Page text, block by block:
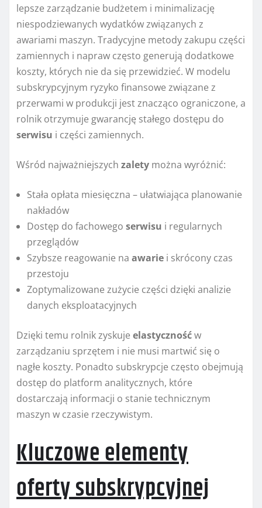
lepsze zarządzanie budżetem i minimalizację
niespodziewanych wydatków związanych z
awariami maszyn. Tradycyjne metody zakupu części
zamiennych i napraw często generują dodatkowe
koszty, których nie da się przewidzieć. W modelu
subskrypcyjnym ryzyko finansowe związane z
przerwami w produkcji jest znacząco ograniczone, a
rolnik otrzymuje gwarancję stałego dostępu do
serwisu i części zamiennych.
Wśród najważniejszych zalety można wyróżnić:
Stała opłata miesięczna – ułatwiająca planowanie
nakładów
Dostęp do fachowego serwisu i regularnych
przeglądów
Szybsze reagowanie na awarie i skrócony czas
przestoju
Zoptymalizowane zużycie części dzięki analizie
danych eksploatacyjnych
Dzięki temu rolnik zyskuje elastycznośćw
zarządzaniu sprzętem i nie musi martwić się o
nagłe koszty. Ponadto subskrypcje często obejmują
dostęp do platform analitycznych, które
dostarczają informacji o stanie technicznym
maszyn w czasie rzeczywistym.
Kluczowe elementy
oferty subskrypcyjnej